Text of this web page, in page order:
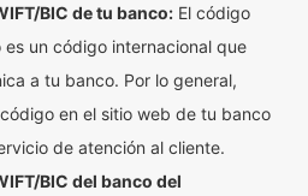
BIC de tu banco: El código
es un código internacional que
a tu banco. Por lo general,
en el sitio web de tu banco
de atención al cliente.
BIC del banco del